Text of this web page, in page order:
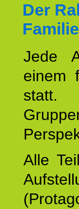
Der
Jede
einem
Alle